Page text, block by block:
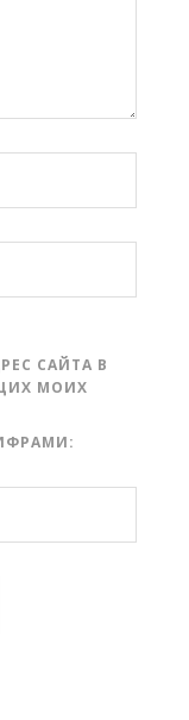
САЙТА В
МОИХ